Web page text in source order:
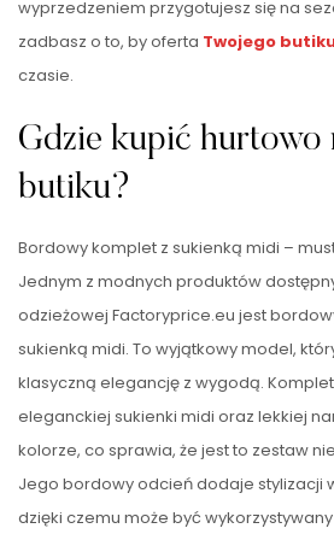
wyprzedzeniem przygotujesz się na
zadbasz o to, by oferta Twojego
czasie.
Gdzie kupić hurtowo
butiku?
Bordowy komplet z sukienką midi –
Jednym z modnych produktów
odzieżowej Factoryprice.eu jest
sukienką midi. To wyjątkowy model,
klasyczną elegancję z wygodą. Komplet
eleganckiej sukienki midi oraz lekkiej
kolorze, co sprawia, że jest to zestaw
Jego bordowy odcień dodaje stylizacji
dzięki czemu może być